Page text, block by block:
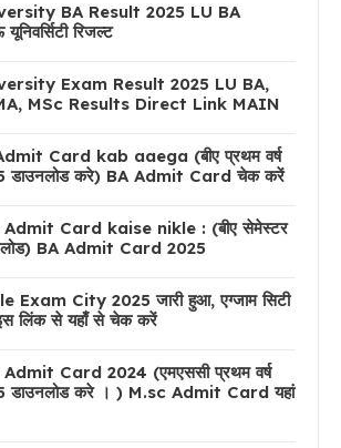
BA Result 2025 LU BA
रिजल्ट
Exam Result 2025 LU BA,
MSc Results Direct Link MAIN
Card kab aaega (बीए प्रथम वर्ष
डाउनलोड करे) BA Admit Card चेक करें
Card kaise nikle : (बीए सेमेस्टर
BA Admit Card 2025
Exam City 2025 जारी हुआ, एग्जाम सिटी
लिंक से यहाँ से चेक करें
Card 2024 (एमएससी प्रथम वर्ष
डाउनलोड करे । ) M.sc Admit Card यहां